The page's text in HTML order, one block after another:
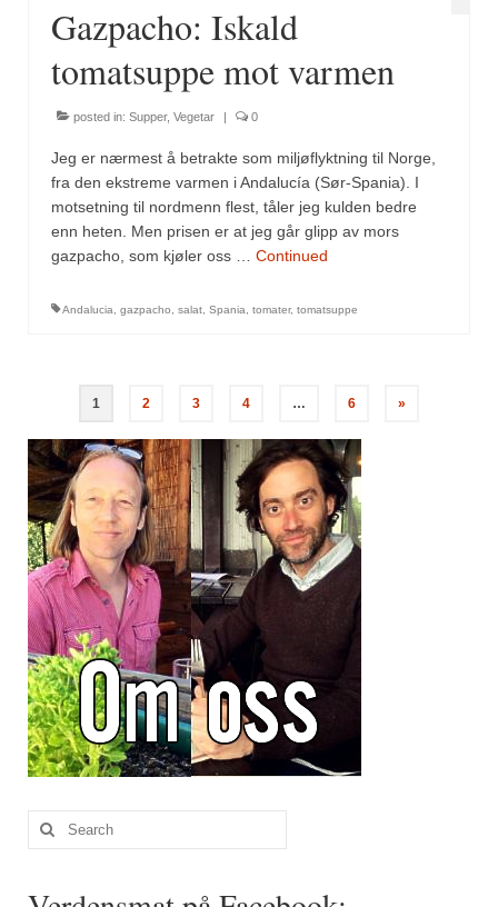
Gazpacho: Iskald
tomatsuppe mot varmen
posted in: Supper, Vegetar | 0
Jeg er nærmest å betrakte som miljøflyktning til Norge,
fra den ekstreme varmen i Andalucía (Sør-Spania). I
motsetning til nordmenn flest, tåler jeg kulden bedre
enn heten. Men prisen er at jeg går glipp av mors
gazpacho, som kjøler oss … Continued
Andalucia gazpacho salat Spania tomater, tomatsuppe
1 2 3 4 … 6 »
Search
for: